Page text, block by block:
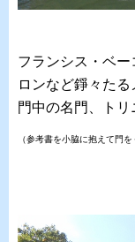
フランシス・ベ
ロンなど錚々た
門中の名門、トリ
（参考書を小脇に抱えて門を